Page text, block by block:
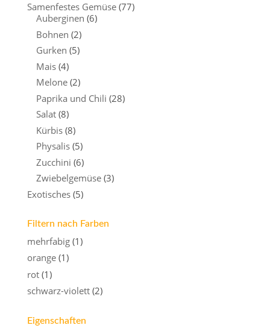
Samenfestes Gemüse (77)
Auberginen (6)
Bohnen (2)
Gurken (5)
Mais (4)
Melone (2)
Paprika und Chili (28)
Salat (8)
Kürbis (8)
Physalis (5)
Zucchini (6)
Zwiebelgemüse (3)
Exotisches (5)
Filtern nach Farben
mehrfabig (1)
orange (1)
rot (1)
schwarz-violett (2)
Eigenschaften